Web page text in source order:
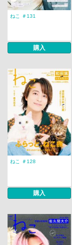
ねこ ＃131
購入
ねこ ＃128
購入